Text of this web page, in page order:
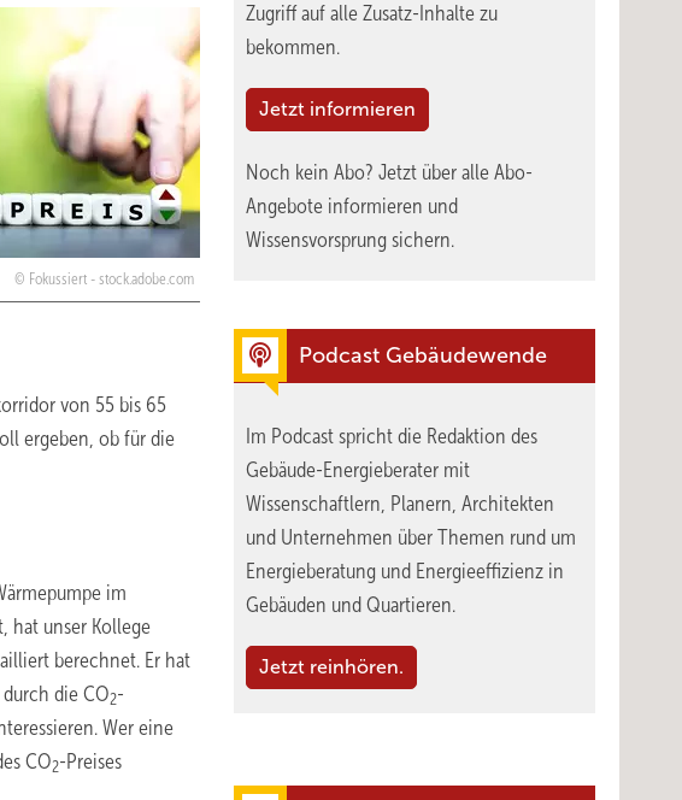
Fokussiert - stock.adobe.com
von 55 bis 65
ergeben, ob für die
im
hat unser Kollege
berechnet. Er hat
die CO2-
Wer eine
CO2-Preises
Zugriff auf alle Zusatz-Inhalte zu
bekommen.
Jetzt informieren
Noch kein Abo? Jetzt über alle Abo-
Angebote informieren und
Wissensvorsprung sichern.
Podcast Gebäudewende
Im Podcast spricht die Redaktion des
Gebäude-Energieberater mit
Wissenschaftlern, Planern, Architekten
und Unternehmen über Themen rund um
Energieberatung und Energieeffizienz in
Gebäuden und Quartieren.
Jetzt reinhören.